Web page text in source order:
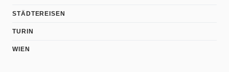
STÄDTEREISEN
TURIN
WIEN